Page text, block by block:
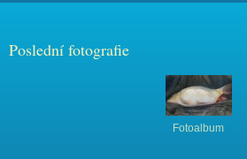
Poslední fotografie
Fotoalbum